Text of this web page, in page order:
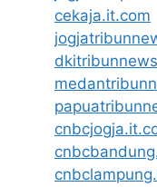
cekaja.it.com